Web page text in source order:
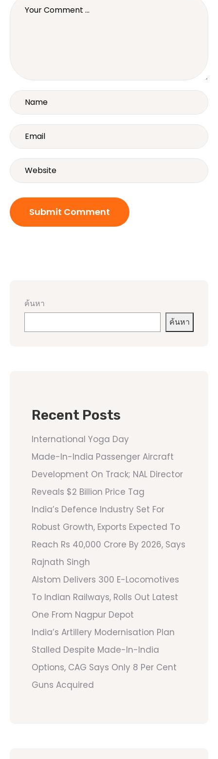
ค้นหา
ค้นหา
Recent Posts
International Yoga Day
Made-In-India Passenger Aircraft
Development On Track; NAL Director
Reveals $2 Billion Price Tag
India’s Defence Industry Set For
Robust Growth, Exports Expected To
Reach Rs 40,000 Crore By 2026, Says
Rajnath Singh
Alstom Delivers 300 E-Locomotives
To Indian Railways, Rolls Out Latest
One From Nagpur Depot
India’s Artillery Modernisation Plan
Stalled Despite Made-In-India
Options, CAG Says Only 8 Per Cent
Guns Acquired